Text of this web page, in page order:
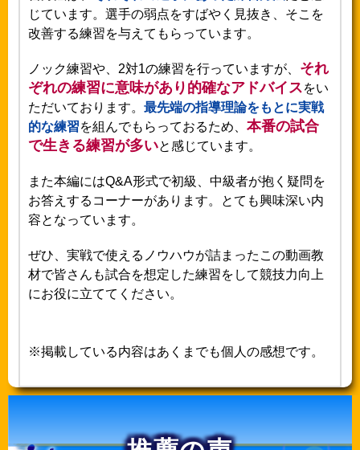
じています。選手の弱点をすばやく見抜き、そこを
改善する練習を与えてもらっています。
ノック練習や、2対1の練習を行っていますが、 それ
ぞれの練習に意味があり的確なアドバイスをい
ただいております。 最先端の指導理論をもとに実戦
的な練習を組んでもらっておるため、 本番の試合
で生きる練習が多いと感じています。
また本編にはQ&A形式で初級、中級者が抱く疑問を
お答えするコーナーがあります。とても興味深い内
容となっています。
ぜひ、実戦で使えるノウハウが詰まったこの動画教
材で皆さんも試合を想定した練習をして競技力向上
にお役に立ててください。
※掲載している内容はあくまでも個人の感想です。